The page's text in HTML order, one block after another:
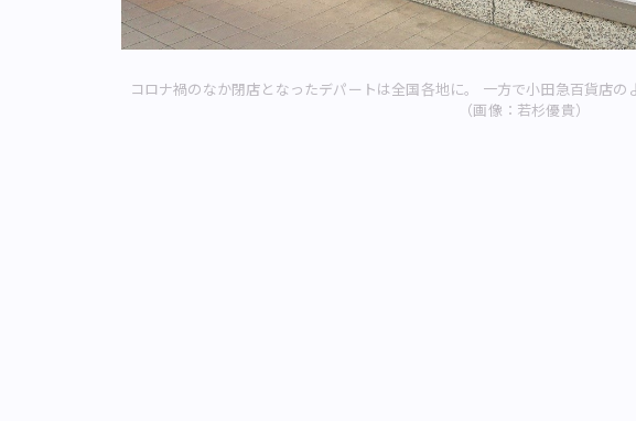
コロナ禍のなか閉店となったデパートは全国各地に。 一方で小田急百貨店
（画像：若杉優貴）